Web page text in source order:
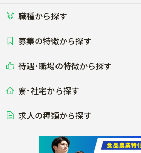
東海
短期アルバイト
その他（独立・副業など）
畜産（酪農･肉牛･養豚･養鶏など
酪農
する牧場
養豚
る養豚場
レースで活躍する馬の手入れや子馬
その
その
畑・圃場で野菜・穀物を生産 ビニ
稲作
植物
農業資材･肥料
農場設備・肥料・飼料の生産・流
その他業種
漁業
職種から探す
農場･牧場･現場職
専
研究･開発 WEB
募集の特徴から探す
未経験歓迎
学歴不問
50代採用実績あり
AT免
待遇･職場の特徴から探す
社会保険完備
食事補助あり
年間
寮･社宅から探す
単身寮あり
寮･社宅相談可
求人の種類から探す
転職おまかせ求人